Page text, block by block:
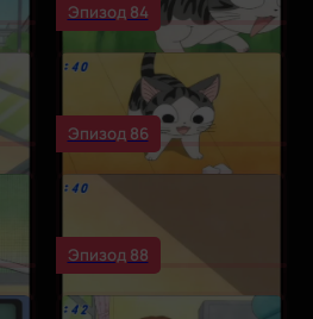
Эпизод 84
Эпизод 86
Эпизод 88